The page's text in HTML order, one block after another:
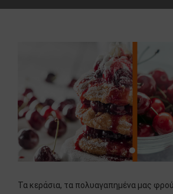
Τα κεράσια, τα πολυαγαπημένα μας